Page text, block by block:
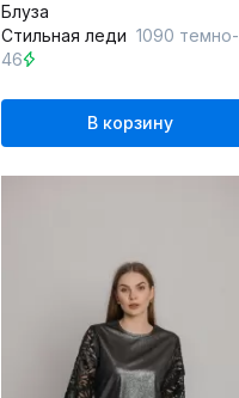
Блуза
Стильная леди 1090 темно-серый
46
В корзину